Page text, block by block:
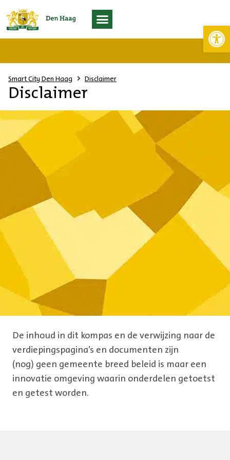
Smart City Den Haag Disclaimer
Disclaimer
De inhoud in dit kompas en de verwijzing naar de
verdiepingspagina’s en documenten zijn
(nog) geen gemeente breed beleid is maar een
innovatie omgeving waarin onderdelen getoetst
en getest worden.